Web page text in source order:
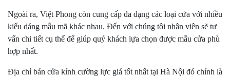
Ngoài ra, Việt Phong còn cung cấp đa dạng các loại cửa với nhiều
kiểu dáng mẫu mã khác nhau. Đến với chúng tôi nhân viên sẽ tư
vấn chi tiết cụ thể để giúp quý khách lựa chọn được mẫu cửa phù
hợp nhất.
Địa chỉ bán cửa kính cường lực giá tốt nhất tại Hà Nội đó chính là